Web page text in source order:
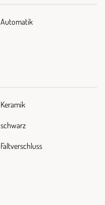
Automatik
Keramik
schwarz
Faltverschluss